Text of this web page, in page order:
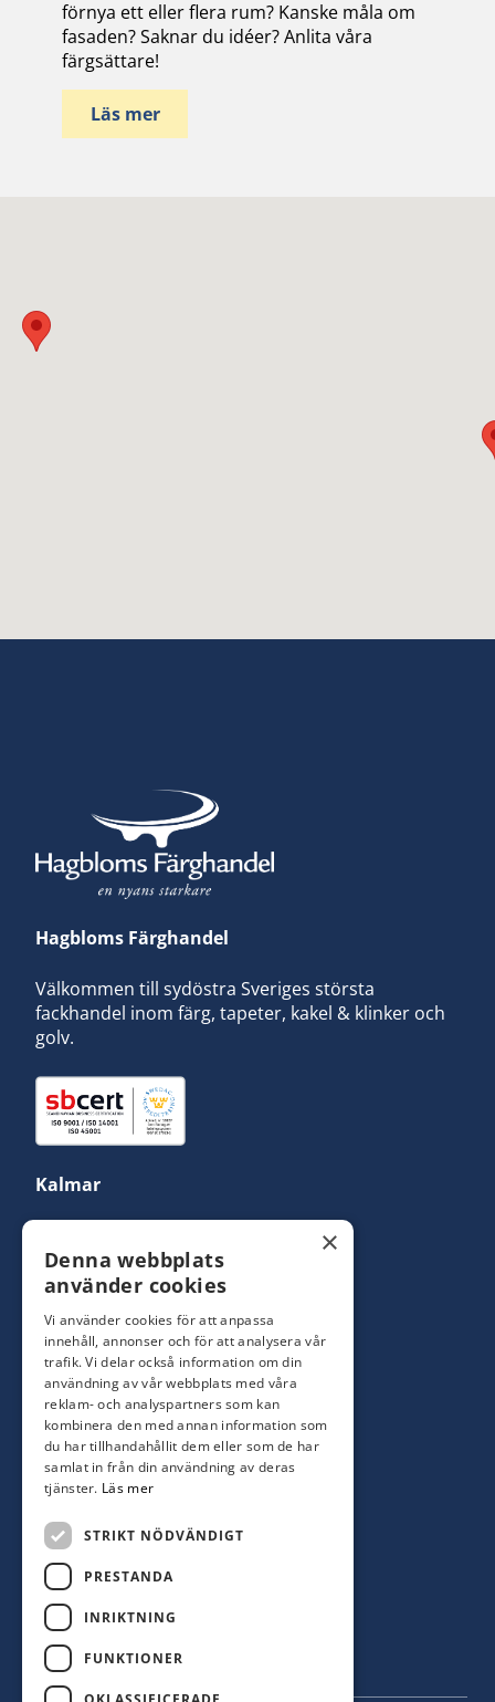
förnya ett eller flera rum? Kanske måla om
fasaden? Saknar du idéer? Anlita våra
färgsättare!
Läs mer
Hagbloms Färghandel
Välkommen till sydöstra Sveriges största
fackhandel inom färg, tapeter, kakel & klinker och
golv.
Kalmar
Yrkesbutik: 0480-44 28 08
info@hagblomsfarghandel.nu
Torsåsgatan 9
392 39 Kalmar
Färjestaden
0485-310 71
oland@hagblomsfarghandel.nu
Storgatan 34
386 30 Färjestaden
×
Denna webbplats
använder cookies
Vi använder cookies för att anpassa
innehåll, annonser och för att analysera vår
trafik. Vi delar också information om din
användning av vår webbplats med våra
reklam- och analyspartners som kan
kombinera den med annan information som
du har tillhandahållit dem eller som de har
samlat in från din användning av deras
tjänster. Läs mer
STRIKT NÖDVÄNDIGT
PRESTANDA
INRIKTNING
FUNKTIONER